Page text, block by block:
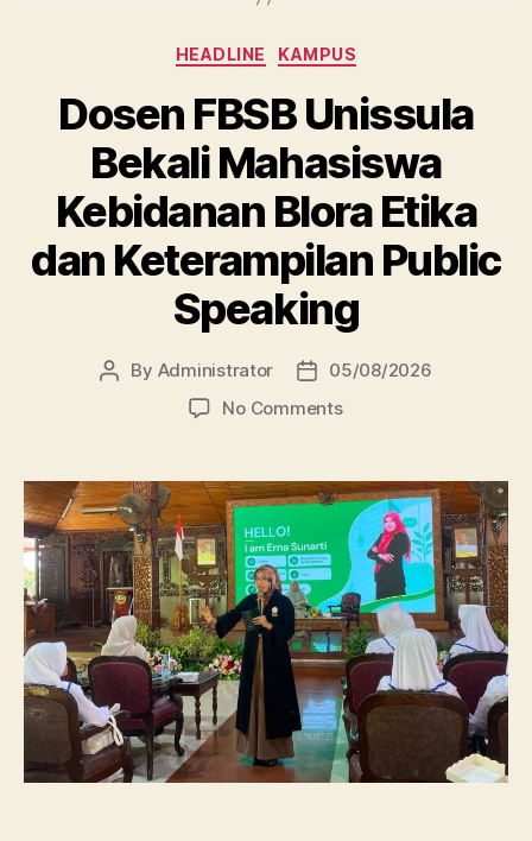
Categories
HEADLINE KAMPUS
Dosen FBSB Unissula
Bekali Mahasiswa
Kebidanan Blora Etika
dan Keterampilan Public
Speaking
Post
By Administrator
Post05/08/2026
No Commentson
Unissula
Bekali
Mahasiswa
Kebidanan
Blora
Etika
dan
Keterampilan
Public
Speaking